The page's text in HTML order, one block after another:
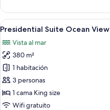
Beach
Suite
Ocean
Ver
todas
las
fotos
de
Presidential
Suite
Ocean
11
Presidential Suite Ocean View
Vista al mar
380 m²
1 habitación
3 personas
1 cama King size
Wifi gratuito